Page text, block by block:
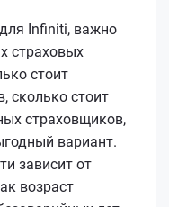
Infiniti, важно
страховых
стоит
сколько стоит
страховщиков,
вариант.
зависит от
возраст